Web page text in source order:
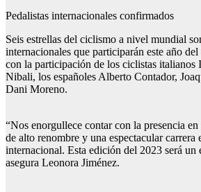
Pedalistas internacionales confirmados
Seis estrellas del ciclismo a nivel mundial
internacionales que participarán este año
con la participación de los ciclistas italianos
Nibali, los españoles Alberto Contador,
Dani Moreno.
“Nos enorgullece contar con la presencia
de alto renombre y una espectacular carrera
internacional. Esta edición del 2023 será un
asegura Leonora Jiménez.